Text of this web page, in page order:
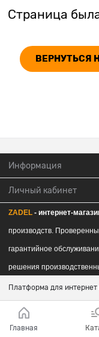
Страница
ВЕРНУТЬСЯ
Информация
Личный кабинет
ZADEL - интернет-
производств.
гарантийное
решения
Платформа для интернет
Главная